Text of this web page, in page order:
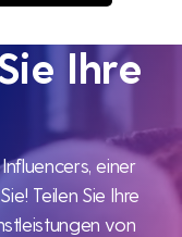
Ihre
einer
Teilen Sie Ihre
von